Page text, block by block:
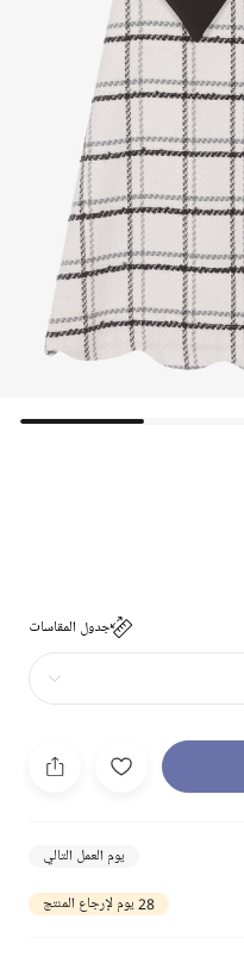
جدول المقاسات
يوم العمل التالي
28 يوم لإرجاع المنتج